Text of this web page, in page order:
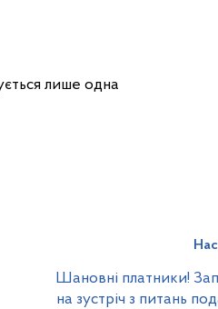
лише одна
Шановні платники!
на зустріч з питань